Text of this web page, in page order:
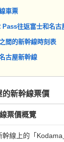
車票
往返富士和名古
間的新幹線時刻表
古屋新幹線
新幹線票價
票價概覽
線上的「